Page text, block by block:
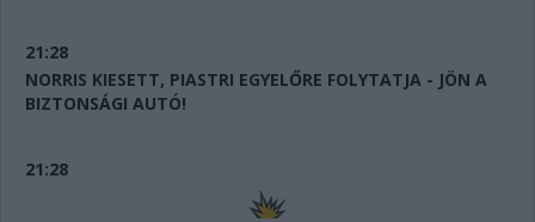
21:28
NORRIS KIESETT, PIASTRI EGYELŐRE FOLYTATJA - JÖN A
BIZTONSÁGI AUTÓ!
21:28